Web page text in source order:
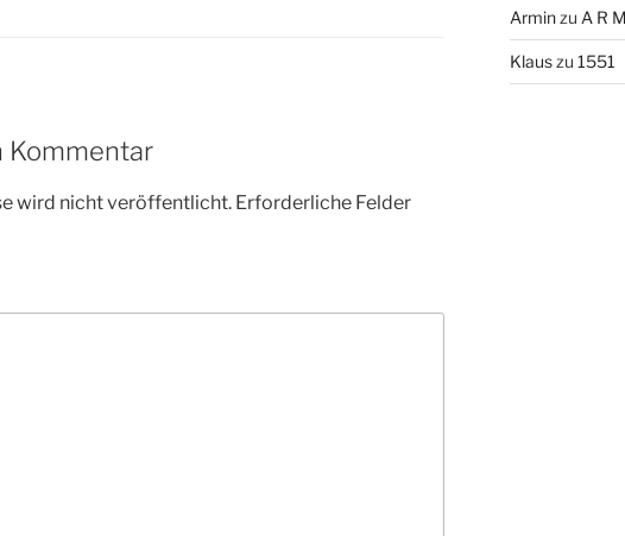
Kommentar
wird nicht veröffentlicht. Erforderliche Felder
Arminzu A R
Klauszu 1551